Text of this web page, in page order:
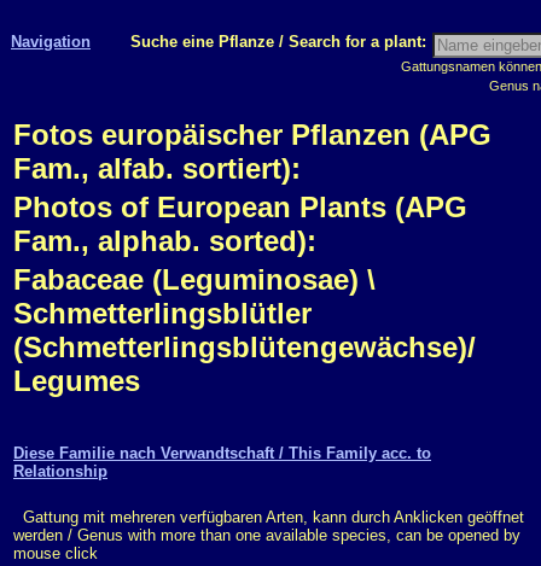
Navigation Suche eine Pflanze / Search for a plant:
Gattungsnamen
Genus
Fotos europäischer Pflanzen (APG
Fam., alfab. sortiert):
Photos of European Plants (APG
Fam., alphab. sorted):
Fabaceae (Leguminosae) \
Schmetterlingsblütler
(Schmetterlingsblütengewächse)/
Legumes
Diese Familie nach Verwandtschaft / This Family acc. to
Relationship
Gattung mit mehreren verfügbaren Arten, kann durch Anklicken geöffnet
werden / Genus with more than one available species, can be opened by
mouse click